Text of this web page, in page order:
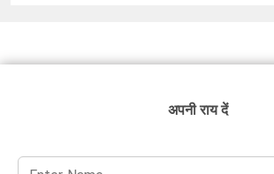
अपनी राय दें